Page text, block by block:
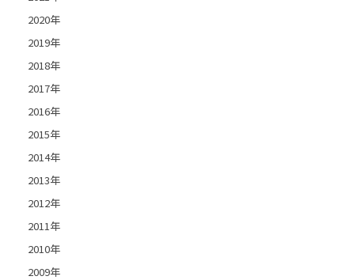
2020年
2019年
2018年
2017年
2016年
2015年
2014年
2013年
2012年
2011年
2010年
2009年